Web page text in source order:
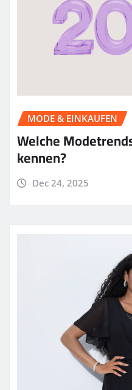
MODE & EINKAUFEN
Welche
kennen?
Dec 24, 2025